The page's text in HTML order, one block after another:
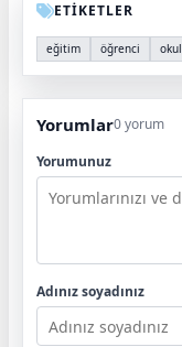
ETİKETLER
eğitim öğrenci okul
Yorumlar0 yorum
Yorumunuz
Adınız soyadınız